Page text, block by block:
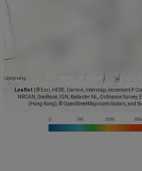
Leaflet
© Esri, HERE, Garmin, Intermap, increment P
NRCAN, GeoBase, IGN, Kadaster NL, Ordnance Survey,
(Hong Kong), © OpenStreetMap contributors, and